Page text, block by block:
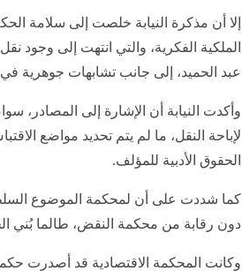
إلا أن مذكرة النيابة خلصت إلى سلامة
الملكية الفكرية، والتي انتهت إلى
عبد الحميد، إلى جانب تشابهات جوهرية
وأكدت النيابة أن الإشارة إلى المصادر،
لإباحة النقل، ما لم يتم تحديد مواضع
الحقوق الأدبية للمؤلف.
كما شددت على أن لمحكمة الموضوع السلطة
دون رقابة من محكمة النقض، طالما بُني